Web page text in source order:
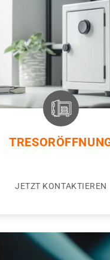
JETZT KONTAKTIEREN